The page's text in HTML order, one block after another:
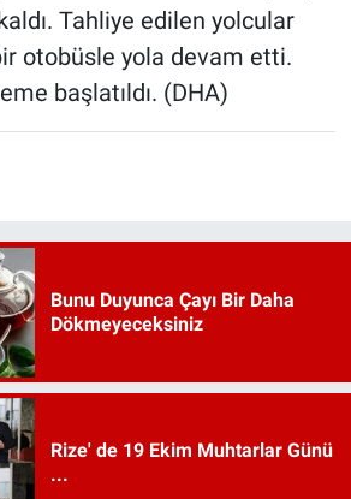
Tahliye edilen yolcular
otobüsle yola devam etti.
başlatıldı. (DHA)
Bunu Duyunca Çayı Bir Daha
Dökmeyeceksiniz
Rize' de 19 Ekim Muhtarlar Günü
...